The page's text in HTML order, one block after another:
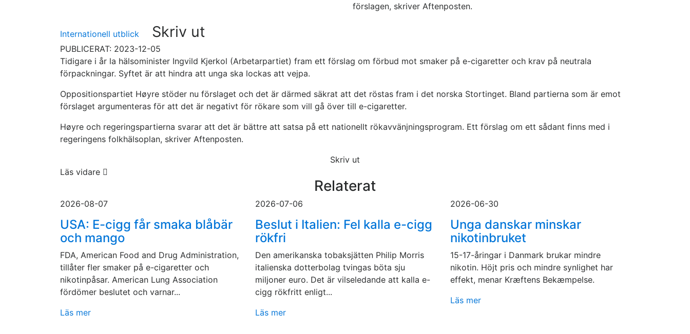
förslagen, skriver Aftenposten.
Internationell utblick Skriv ut
PUBLICERAT: 2023-12-05
Tidigare i år la hälsominister Ingvild Kjerkol (Arbetarpartiet) fram ett förslag om förbud mot smaker på e-cigaretter och krav på neutrala
förpackningar. Syftet är att hindra att unga ska lockas att vejpa.
Oppositionspartiet Høyre stöder nu förslaget och det är därmed säkrat att det röstas fram i det norska Stortinget. Bland partierna som är emot
förslaget argumenteras för att det är negativt för rökare som vill gå över till e-cigaretter.
Høyre och regeringspartierna svarar att det är bättre att satsa på ett nationellt rökavvänjningsprogram. Ett förslag om ett sådant finns med i
regeringens folkhälsoplan, skriver Aftenposten.
Skriv ut
Läs vidare
Relaterat
2026-08-07
USA: E-cigg får smaka blåbär
och mango
FDA, American Food and Drug Administration,
tillåter fler smaker på e-cigaretter och
nikotinpåsar. American Lung Association
fördömer beslutet och varnar...
Läs mer
2026-07-06
Beslut i Italien: Fel kalla e-cigg
rökfri
Den amerikanska tobaksjätten Philip Morris
italienska dotterbolag tvingas böta sju
miljoner euro. Det är vilseledande att kalla e-
cigg rökfritt enligt...
Läs mer
2026-06-30
Unga danskar minskar
nikotinbruket
15-17-åringar i Danmark brukar mindre
nikotin. Höjt pris och mindre synlighet har
effekt, menar Kræftens Bekæmpelse.
Läs mer